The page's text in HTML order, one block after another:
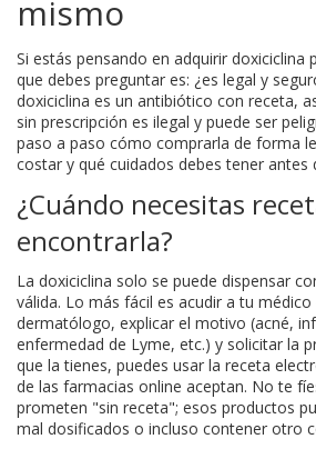
mismo
Si estás pensando en adquirir
que debes preguntar es: ¿es legal y
doxiciclina es un antibiótico con receta,
sin prescripción es ilegal y puede ser
paso a paso cómo comprarla de forma
costar y qué cuidados debes tener antes
¿Cuándo necesitas
encontrarla?
La doxiciclina solo se puede dispensar
válida. Lo más fácil es acudir a tu
dermatólogo, explicar el motivo (acné,
enfermedad de Lyme, etc.) y solicitar la
que la tienes, puedes usar la receta
de las farmacias online aceptan. No te
prometen "sin receta"; esos productos
mal dosificados o incluso contener otro